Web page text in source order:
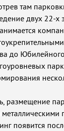
там
двух
до
размещение
появится